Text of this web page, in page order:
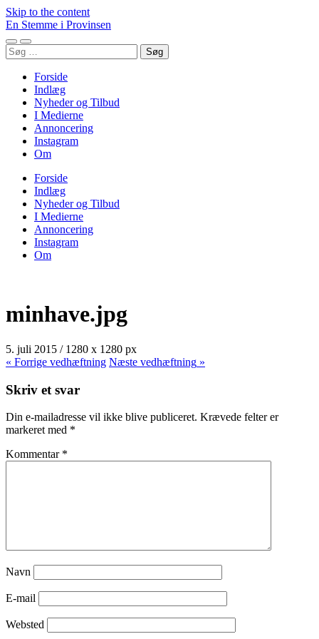
Skip to the content
En Stemme i Provinsen
Toggle
mobile
Toggle
search
Søg
efter:
Forside
Indlæg
Nyheder og Tilbud
I Medierne
Annoncering
Instagram
Om
Forside
Indlæg
Nyheder og Tilbud
I Medierne
Annoncering
Instagram
Om
minhave.jpg
5. juli 2015 / 1280 x 1280 px
« Forrige vedhæftning Næste vedhæftning »
Skriv et svar
Din e-mailadresse vil ikke blive publiceret. Krævede felter er
markeret med *
Kommentar *
Navn
E-mail
Websted